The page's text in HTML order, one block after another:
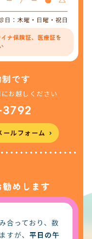
です
お越しください
ールフォーム